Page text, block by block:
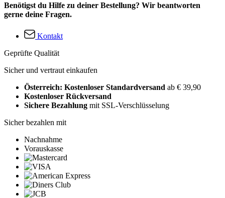
Benötigst du Hilfe zu deiner Bestellung? Wir beantworten
gerne deine Fragen.
Kontakt
Geprüfte Qualität
Sicher und vertraut einkaufen
Österreich: Kostenloser Standardversand ab € 39,90
Kostenloser Rückversand
Sichere Bezahlung mit SSL-Verschlüsselung
Sicher bezahlen mit
Nachnahme
Vorauskasse